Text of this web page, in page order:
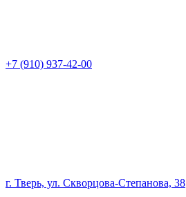
+7 (910) 937-42-00
г. Тверь, ул. Скворцова-Степанова, 38